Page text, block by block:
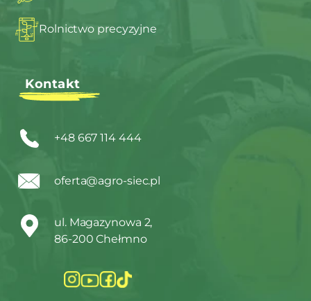
Rolnictwo precyzyjne
Kontakt
+48 667 114 444
oferta@agro-siec.pl
ul. Magazynowa 2,
86-200 Chełmno